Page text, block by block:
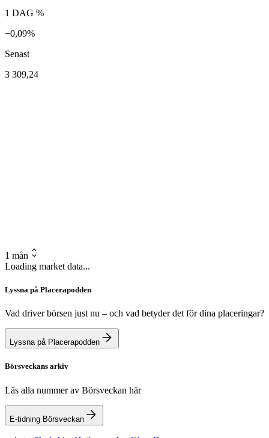
1 DAG %
−0,09%
Senast
3 309,24
1 mån
Loading market data...
Lyssna på Placerapodden
Vad driver börsen just nu – och vad betyder det för dina placeringar?
Lyssna på Placerapodden
Börsveckans arkiv
Läs alla nummer av Börsveckan här
E-tidning Börsveckan